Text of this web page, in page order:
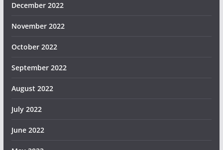
December 2022
November 2022
October 2022
September 2022
August 2022
July 2022
June 2022